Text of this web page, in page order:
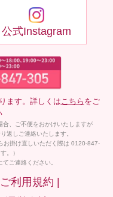
公式Instagram
ます。詳しくは こちら をご
、ご不便をおかけいたしますが
返しご連絡いたします。
お掛け直しいただく際は 0120-847-
。）
ご連絡ください。
ご利用規約 |